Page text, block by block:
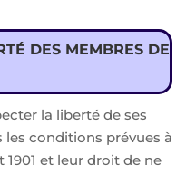
DES MEMBRES DE
la liberté de ses
conditions prévues à
1901 et leur droit de ne